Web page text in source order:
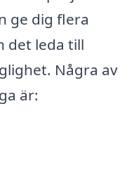
ge dig flera
det leda till
Några av
är: